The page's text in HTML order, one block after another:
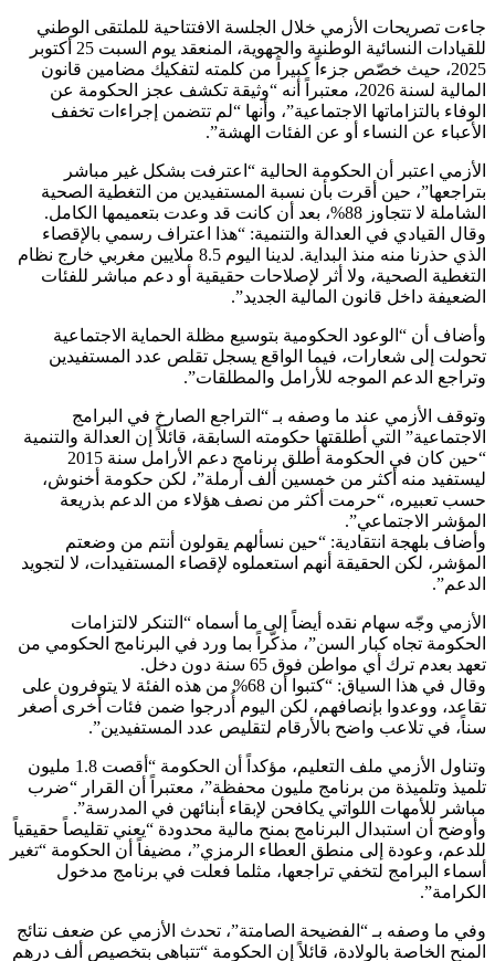
جاءت تصريحات الأزمي خلال الجلسة الافتتاحية للملتقى الوطني
للقيادات النسائية الوطنية والجهوية، المنعقد يوم السبت 25 أكتوبر
2025، حيث خصّص جزءاً كبيراً من كلمته لتفكيك مضامين قانون
المالية لسنة 2026، معتبراً أنه “وثيقة تكشف عجز الحكومة عن
الوفاء بالتزاماتها الاجتماعية”، وأنها “لم تتضمن إجراءات تخفف
الأعباء عن النساء أو عن الفئات الهشة”.
الأزمي اعتبر أن الحكومة الحالية “اعترفت بشكل غير مباشر
بتراجعها”، حين أقرت بأن نسبة المستفيدين من التغطية الصحية
الشاملة لا تتجاوز 88%، بعد أن كانت قد وعدت بتعميمها الكامل.
وقال القيادي في العدالة والتنمية: “هذا اعتراف رسمي بالإقصاء
الذي حذرنا منه منذ البداية. لدينا اليوم 8.5 ملايين مغربي خارج نظام
التغطية الصحية، ولا أثر لإصلاحات حقيقية أو دعم مباشر للفئات
الضعيفة داخل قانون المالية الجديد”.
وأضاف أن “الوعود الحكومية بتوسيع مظلة الحماية الاجتماعية
تحولت إلى شعارات، فيما الواقع يسجل تقلص عدد المستفيدين
وتراجع الدعم الموجه للأرامل والمطلقات”.
وتوقف الأزمي عند ما وصفه بـ “التراجع الصارخ في البرامج
الاجتماعية” التي أطلقتها حكومته السابقة، قائلاً إن العدالة والتنمية
“حين كان في الحكومة أطلق برنامج دعم الأرامل سنة 2015
ليستفيد منه أكثر من خمسين ألف أرملة”، لكن حكومة أخنوش،
حسب تعبيره، “حرمت أكثر من نصف هؤلاء من الدعم بذريعة
المؤشر الاجتماعي”.
وأضاف بلهجة انتقادية: “حين نسألهم يقولون أنتم من وضعتم
المؤشر، لكن الحقيقة أنهم استعملوه لإقصاء المستفيدات، لا لتجويد
الدعم”.
الأزمي وجّه سهام نقده أيضاً إلى ما أسماه “التنكر لالتزامات
الحكومة تجاه كبار السن”، مذكّراً بما ورد في البرنامج الحكومي من
تعهد بعدم ترك أي مواطن فوق 65 سنة دون دخل.
وقال في هذا السياق: “كتبوا أن 68% من هذه الفئة لا يتوفرون على
تقاعد، ووعدوا بإنصافهم، لكن اليوم أُدرجوا ضمن فئات أخرى أصغر
سناً، في تلاعب واضح بالأرقام لتقليص عدد المستفيدين”.
وتناول الأزمي ملف التعليم، مؤكداً أن الحكومة “أقصت 1.8 مليون
تلميذ وتلميذة من برنامج مليون محفظة”، معتبراً أن القرار “ضرب
مباشر للأمهات اللواتي يكافحن لإبقاء أبنائهن في المدرسة”.
وأوضح أن استبدال البرنامج بمنح مالية محدودة “يعني تقليصاً حقيقياً
للدعم، وعودة إلى منطق العطاء الرمزي”، مضيفاً أن الحكومة “تغير
أسماء البرامج لتخفي تراجعها، مثلما فعلت في برنامج مدخول
الكرامة”.
وفي ما وصفه بـ “الفضيحة الصامتة”، تحدث الأزمي عن ضعف نتائج
المنح الخاصة بالولادة، قائلاً إن الحكومة “تتباهى بتخصيص ألف درهم